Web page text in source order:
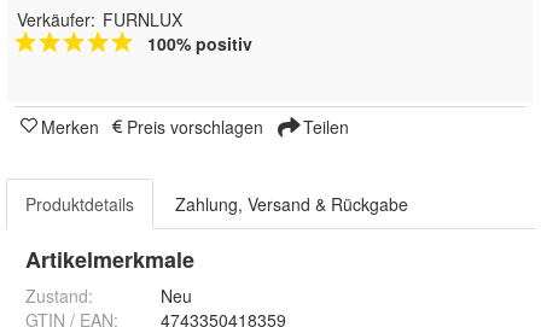
Verkäufer: FURNLUX
100% positiv
Merken Preis vorschlagen Teilen
Produktdetails Zahlung, Versand & Rückgabe
Artikelmerkmale
Zustand:
Neu
GTIN / EAN:
4743350418359